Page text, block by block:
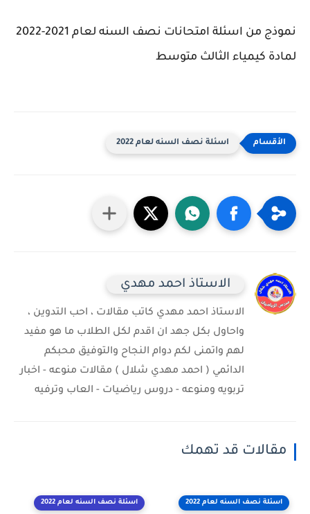
نموذج من اسئلة امتحانات نصف السنه لعام 2021-2022
لمادة كيمياء الثالث متوسط
اسئلة نصف السنه لعام 2022
الاستاذ احمد مهدي
الاستاذ احمد مهدي كاتب مقالات ، احب التدوين ،
واحاول بكل جهد ان اقدم لكل الطلاب ما هو مفيد
لهم واتمنى لكم دوام النجاح والتوفيق محبكم
الدائمي ( احمد مهدي شلال ) مقالات منوعه - اخبار
تربويه ومنوعه - دروس رياضيات - العاب وترفيه
مقالات قد تهمك
اسئلة نصف السنه لعام 2022 اسئلة نصف السنه لعام 2022